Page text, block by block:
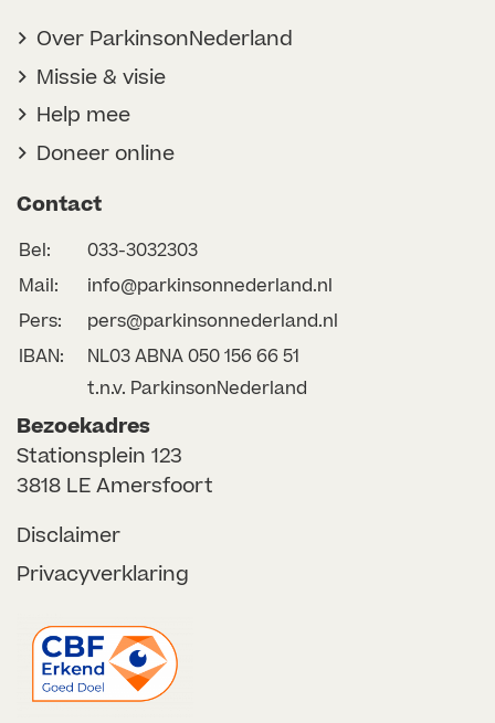
Over ParkinsonNederland
Missie & visie
Help mee
Doneer online
Contact
Bel:
033-3032303
Mail:
info@parkinsonnederland.nl
Pers:
pers@parkinsonnederland.nl
IBAN:
NL03 ABNA 050 156 66 51
t.n.v. ParkinsonNederland
Bezoekadres
Stationsplein 123
3818 LE Amersfoort
Disclaimer
Privacyverklaring